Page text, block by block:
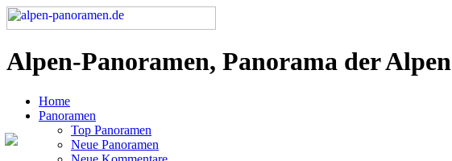
Alpen-Panoramen, Panorama der Alpen
Home
Panoramen
Top Panoramen
Neue Panoramen